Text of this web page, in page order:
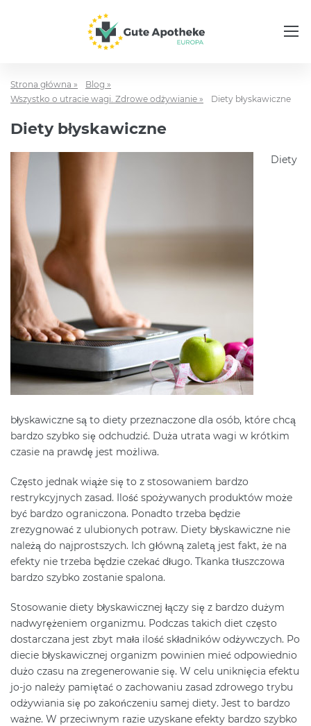
Strona główna »
Blog »
Wszystko o utracie wagi. Zdrowe odżywianie »
Diety błyskawiczne
Diety błyskawiczne
Diety
błyskawiczne są to diety przeznaczone dla osób, które chcą
bardzo szybko się odchudzić. Duża utrata wagi w krótkim
czasie na prawdę jest możliwa.
Często jednak wiąże się to z stosowaniem bardzo
restrykcyjnych zasad. Ilość spożywanych produktów może
być bardzo ograniczona. Ponadto trzeba będzie
zrezygnować z ulubionych potraw. Diety błyskawiczne nie
należą do najprostszych. Ich główną zaletą jest fakt, że na
efekty nie trzeba będzie czekać długo. Tkanka tłuszczowa
bardzo szybko zostanie spalona.
Stosowanie diety błyskawicznej łączy się z bardzo dużym
nadwyrężeniem organizmu. Podczas takich diet często
dostarczana jest zbyt mała ilość składników odżywczych. Po
diecie błyskawicznej organizm powinien mieć odpowiednio
dużo czasu na zregenerowanie się. W celu uniknięcia efektu
jo-jo należy pamiętać o zachowaniu zasad zdrowego trybu
odżywiania się po zakończeniu samej diety. Jest to bardzo
ważne. W przeciwnym razie uzyskane efekty bardzo szybko